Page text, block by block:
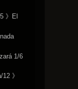
》El
1/6
》